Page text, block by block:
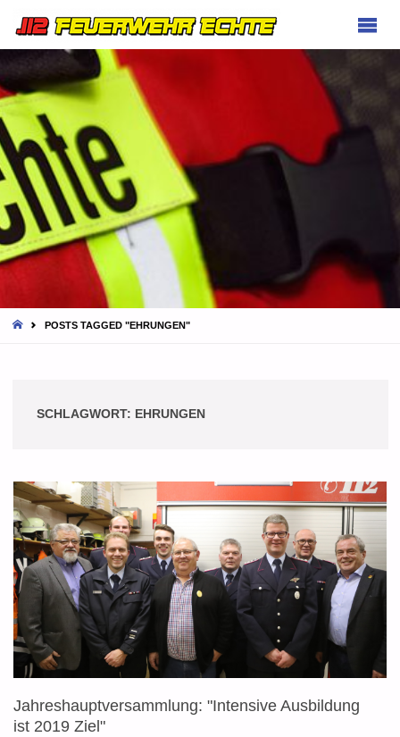
HOMEPOSTS TAGGED "EHRUNGEN"
SCHLAGWORT: EHRUNGEN
Jahreshauptversammlung: "Intensive Ausbildung
ist 2019 Ziel"